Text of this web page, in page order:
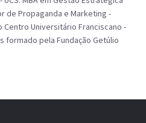
de Propaganda e Marketing -
Centro Universitário Franciscano -
formado pela Fundação Getúlio